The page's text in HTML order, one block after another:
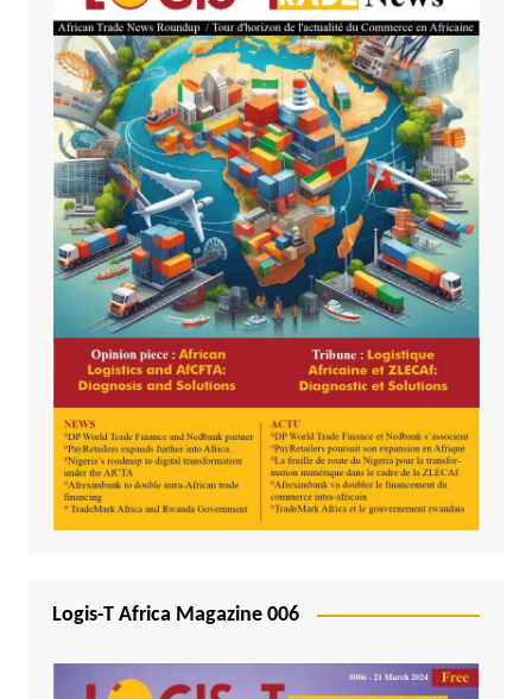
Logis-T Africa Magazine 006